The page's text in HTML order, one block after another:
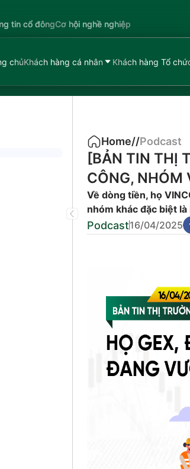
tin cổ đôngCơ hội nghề nghiệp
chủKhách hàng cá nhân Khách hàng Tổ
Home//Podcast
[BẢN TIN THỊ
CÔNG, NHÓM
Về dòng tiền, họ
nhóm khác đặc biệt
Podcast16/04/2025